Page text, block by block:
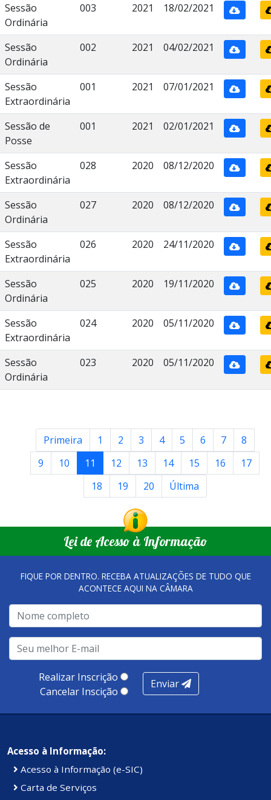
Sessão
Ordinária
003 2021 18/02/2021
Sessão
Ordinária
002 2021 04/02/2021
Sessão
Extraordinária
001 2021 07/01/2021
Sessão de
Posse
001 2021 02/01/2021
Sessão
Extraordinária
028 2020 08/12/2020
Sessão
Ordinária
027 2020 08/12/2020
Sessão
Extraordinária
026 2020 24/11/2020
Sessão
Ordinária
025 2020 19/11/2020
Sessão
Extraordinária
024 2020 05/11/2020
Sessão
Ordinária
023 2020 05/11/2020
Primeira 1 2 3 4 5 6 7
8
9
10 11 12 13 14 15 16
17
18
19 20 Última
Lei de Acesso à Informação
FIQUE POR DENTRO. RECEBA ATUALIZAÇÕES DE TUDO QUE
ACONTECE AQUI NA CÂMARA
Realizar Inscrição
Cancelar Inscição
Enviar
Acesso à Informação:
Acesso à Informação (e-SIC)
Carta de Serviços